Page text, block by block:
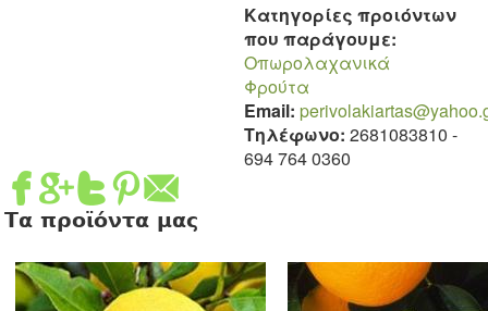
Κατηγορίες προιόντων
που παράγουμε:
Οπωρολαχανικά
Φρούτα
Email:
Τηλέφωνο: 2681083810 -
694 764 0360
Τα προϊόντα μας